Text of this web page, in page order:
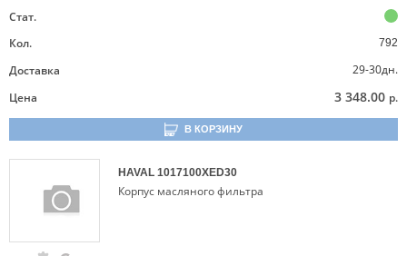
Стат.
Кол.
792
Доставка
29-30дн.
Цена
3 348.00 р.
В КОРЗИНУ
HAVAL 1017100XED30
Корпус масляного фильтра